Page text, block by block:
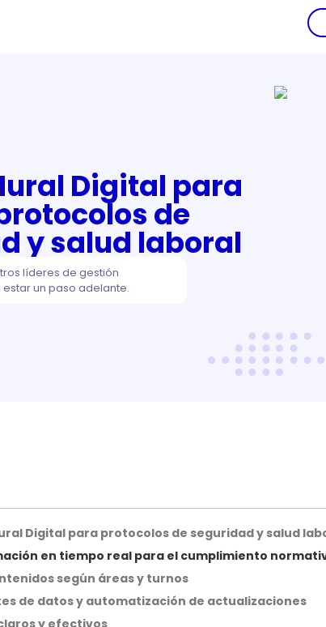
Digital para
de
y salud laboral
líderes de gestión
un paso adelante.
Digital para protocolos de seguridad y salud
en tiempo real para el cumplimiento
según áreas y turnos
de datos y automatización de actualizaciones
y efectivos